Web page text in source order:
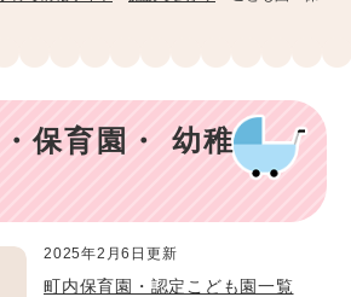
保育園・ 幼稚
2025年2月6日更新
町内保育園・認定こども園一覧